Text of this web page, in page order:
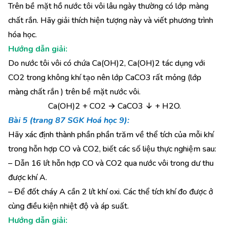
Trên bề mặt hồ nước tôi vôi lâu ngày thường có lớp màng
chất rắn. Hãy giải thích hiện tượng này và viết phương trình
hóa học.
Hướng dẫn giải:
Do nước tôi vôi có chứa Ca(OH)2, Ca(OH)2 tác dụng với
CO2 trong không khí tạo nên lớp CaCO3 rất mỏng (lớp
màng chất rắn ) trên bề mặt nước vôi.
Ca(OH)2 + CO2 → CaCO3 ↓ + H2O.
Bài 5 (trang 87 SGK Hoá học 9):
Hãy xác định thành phần phần trăm về thể tích của mỗi khí
trong hỗn hợp CO và CO2, biết các số liệu thực nghiệm sau:
– Dẫn 16 lít hỗn hợp CO và CO2 qua nước vôi trong dư thu
được khí A.
– Để đốt cháy A cần 2 lít khí oxi. Các thể tích khí đo được ở
cùng điều kiện nhiệt độ và áp suất.
Hướng dẫn giải: